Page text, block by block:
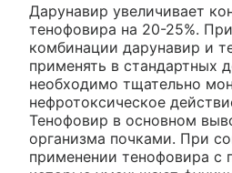
Дарунавир увеличивает
тенофовира на 20-25%.
комбинации дарунавир и
применять в стандартных
необходимо тщательно
нефротоксическое
Тенофовир в основном
организма почками. При
применении тенофовира с